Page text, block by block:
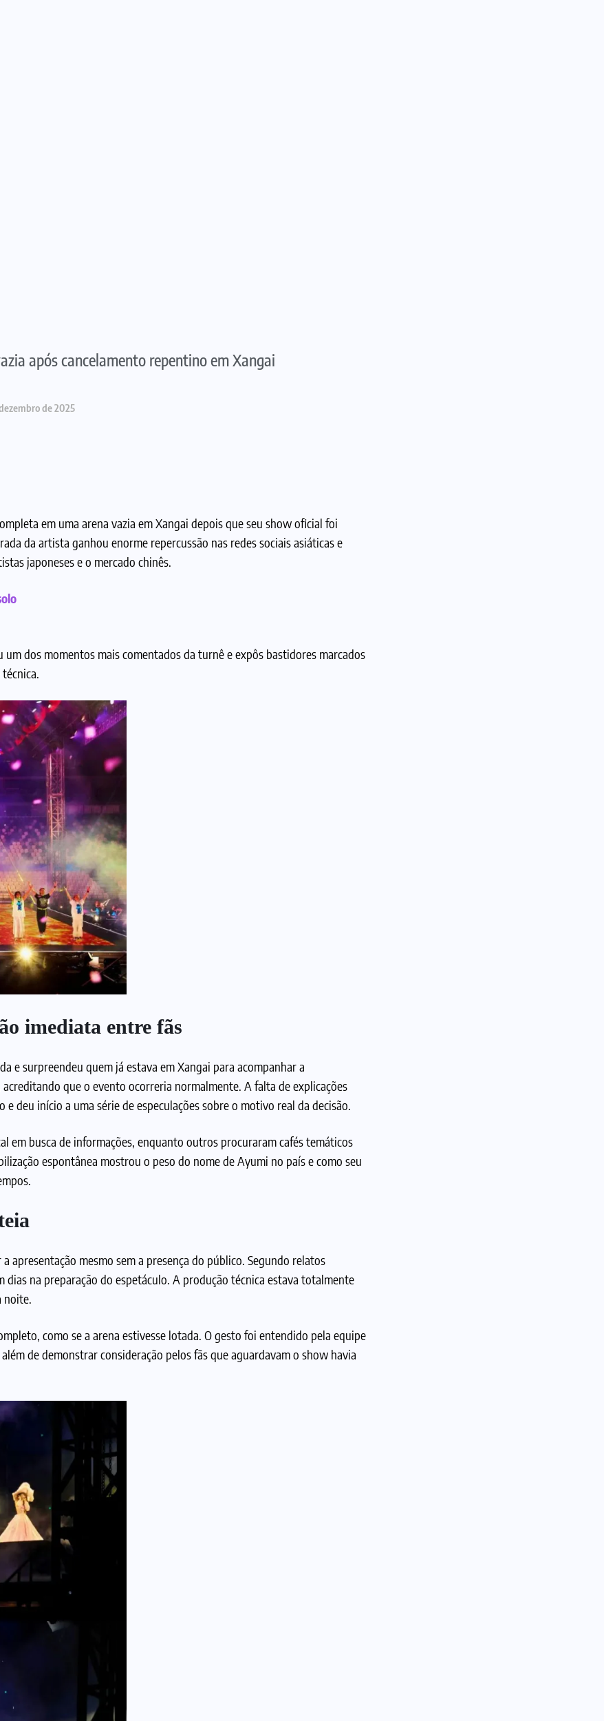
após cancelamento repentino em Xangai
de 2025
em uma arena vazia em Xangai depois que seu show oficial foi
da artista ganhou enorme repercussão nas redes sociais asiáticas e
japoneses e o mercado chinês.
dos momentos mais comentados da turnê e expôs bastidores marcados
imediata entre fãs
e surpreendeu quem já estava em Xangai para acompanhar a
que o evento ocorreria normalmente. A falta de explicações
deu início a uma série de especulações sobre o motivo real da decisão.
em busca de informações, enquanto outros procuraram cafés temáticos
espontânea mostrou o peso do nome de Ayumi no país e como seu
apresentação mesmo sem a presença do público. Segundo relatos
na preparação do espetáculo. A produção técnica estava totalmente
noite.
como se a arena estivesse lotada. O gesto foi entendido pela equipe
de demonstrar consideração pelos fãs que aguardavam o show havia